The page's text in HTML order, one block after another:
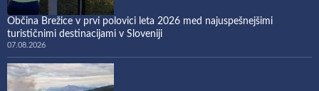
Občina Brežice v prvi polovici leta 2026 med najuspešnejšimi
turističnimi destinacijami v Sloveniji
07.08.2026